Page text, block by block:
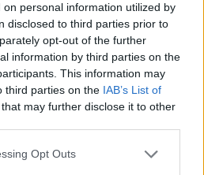
personal information utilized by
disclosed to third parties prior to
opt-out of the further
information by third parties on the
This information may
third parties on the IAB’s List of
that may further disclose it to other
Opt Outs
hatóság (INSP) ezek közül
amelyek közül csak 303-ban
rendelkezésre álló adatok
előfizetéses